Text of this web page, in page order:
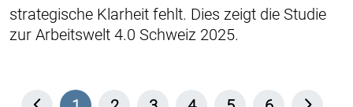
strategische Klarheit fehlt. Dies zeigt die Studie
zur Arbeitswelt 4.0 Schweiz 2025.